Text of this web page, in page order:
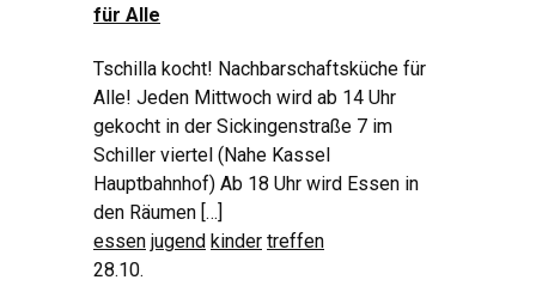
für Alle
Tschilla kocht! Nachbarschaftsküche für
Alle! Jeden Mittwoch wird ab 14 Uhr
gekocht in der Sickingenstraße 7 im
Schiller viertel (Nahe Kassel
Hauptbahnhof) Ab 18 Uhr wird Essen in
den Räumen […]
essen jugend kinder treffen
28.10.